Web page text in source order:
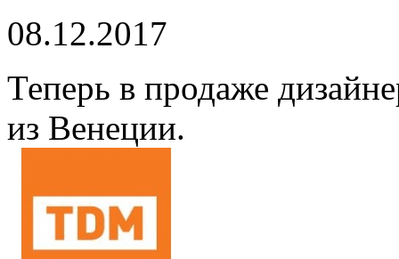
08.12.2017
Теперь в продаже
из Венеции.